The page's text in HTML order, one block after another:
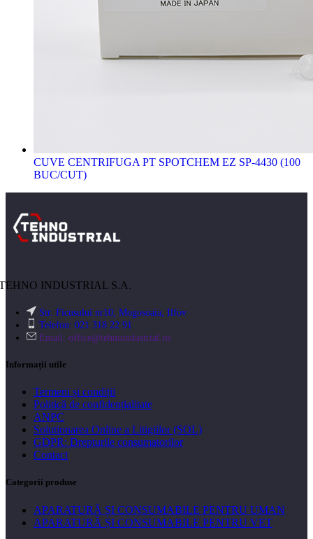
CUVE CENTRIFUGA PT SPOTCHEM EZ SP-4430 (100
BUC/CUT)
INDUSTRIAL S.A.
Str. Ficusului nr10, Mogosoaia, Ilfov
Telefon: 021 318 22 91
Email: office@tehnoindustrial.ro
Informații utile
Termeni și condiții
Politică de confidențialitate
ANPC
Solutionarea Online a Litigiilor (SOL)
GDPR: Drepturile consumatorilor
Contact
Categorii produse
APARATURĂ ȘI CONSUMABILE PENTRU UMAN
APARATURĂ ȘI CONSUMABILE PENTRU VET